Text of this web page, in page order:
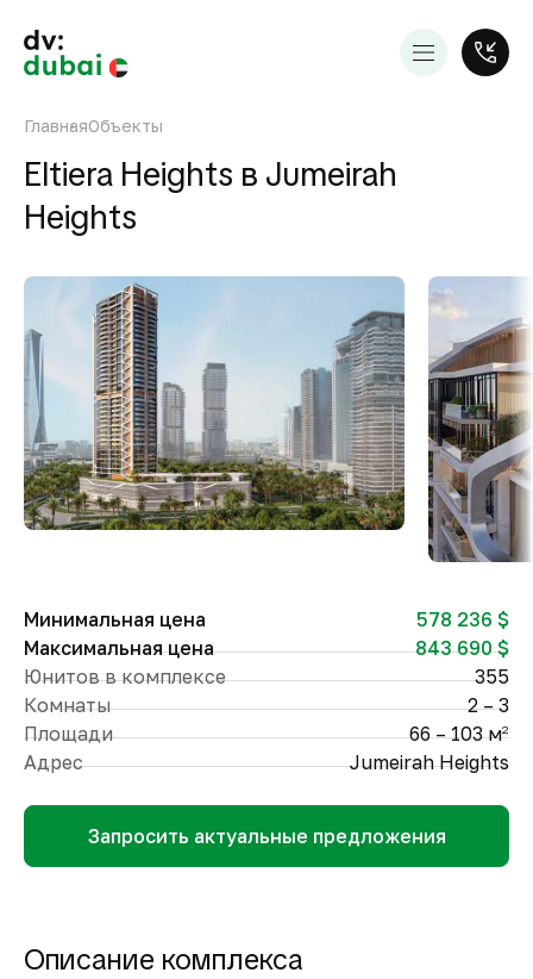
ГлавнаяОбъекты
Eltiera Heights в Jumeirah
Heights
Минимальная цена
578 236 $
Максимальная цена
843 690 $
Юнитов в комплексе
355
Комнаты
2 – 3
Площади
66 – 103 м2
Адрес Jumeirah Heights
Запросить актуальные предложения
Описание комплекса